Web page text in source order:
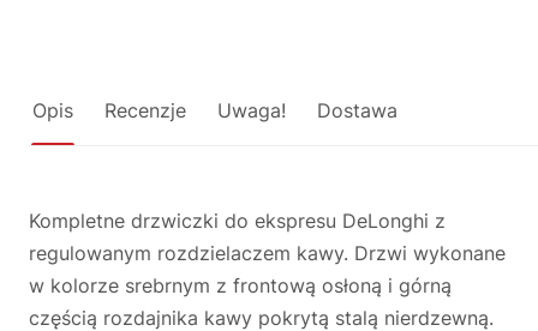
Opis Recenzje Uwaga! Dostawa
Kompletne drzwiczki do ekspresu DeLonghi z
regulowanym rozdzielaczem kawy. Drzwi wykonane
w kolorze srebrnym z frontową osłoną i górną
częścią rozdajnika kawy pokrytą stalą nierdzewną.